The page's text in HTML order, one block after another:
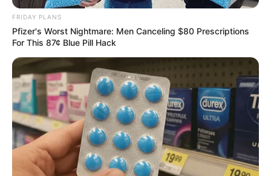
ดวงรายวัน 1 กันยายน 2565
1 ก.ย. 2022
FRIDAY PLANS
Pfizer's Worst Nightmare: Men Canceling $80 Prescriptions
For This 87¢ Blue Pill Hack